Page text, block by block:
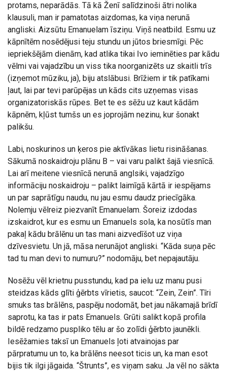
protams, neparādās. Tā kā Ženī salīdzinoši ātri nolika
klausuli, man ir pamatotas aizdomas, ka viņa nerunā
angliski. Aizsūtu Emanuelam īsziņu. Viņš neatbild. Esmu uz
kāpnītēm nosēdējusi teju stundu un jūtos briesmīgi. Pēc
iepriekšējām dienām, kad atlika tikai Ivo ieminēties par kādu
vēlmi vai vajadzību un viss tika noorganizēts uz skaitli trīs
(izņemot mūziku, ja), biju atslābusi. Brīžiem ir tik patīkami
ļaut, lai par tevi parūpējas un kāds cits uzņemas visas
organizatoriskās rūpes. Bet te es sēžu uz kaut kādām
kāpnēm, kļūst tumšs un es joprojām nezinu, kur šonakt
palikšu.
Labi, noskurinos un ķeros pie aktīvākas lietu risināšanas.
Sākumā noskaidroju plānu B – vai varu palikt šajā viesnīcā.
Lai arī meitene viesnīcā nerunā anglsiki, vajadzīgo
informāciju noskaidroju – palikt laimīgā kārtā ir iespējams
un par saprātīgu naudu, nu jau esmu daudz priecīgāka.
Nolemju vēlreiz piezvanīt Emanuelam. Šoreiz izdodas
izskaidrot, kur es esmu un Emanuels sola, ka nosūtīs man
pakaļ kādu brālēnu un tas mani aizvedīšot uz viņa
dzīvesvietu. Un jā, māsa nerunājot angliski. “Kāda suņa pēc
tad tu man devi to numuru?” nodomāju, bet nepajautāju.
Nosēžu vēl krietnu pusstundu, kad pa ielu uz manu pusi
steidzas kāds glīti ģērbts vīrietis, saucot: “Zein, Zein”. Tīri
smuks tas brālēns, paspēju nodomāt, bet jau nākamajā brīdī
saprotu, ka tas ir pats Emanuels. Grūti salikt kopā profila
bildē redzamo puspliko tēlu ar šo zolīdi ģērbto jaunēkli.
Iesēžamies taksī un Emanuels ļoti atvainojas par
pārpratumu un to, ka brālēns neesot ticis un, ka man esot
bijis tik ilgi jāgaida. “Štrunts”, es viņam saku. Ja vēl no sākta